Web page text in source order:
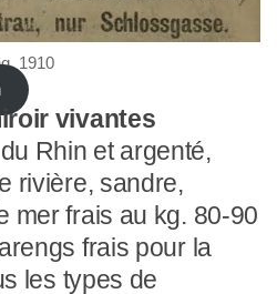
1910
vivantes
Rhin et argenté,
rivière, sandre,
mer frais au kg. 80-90
frais pour la
les types de